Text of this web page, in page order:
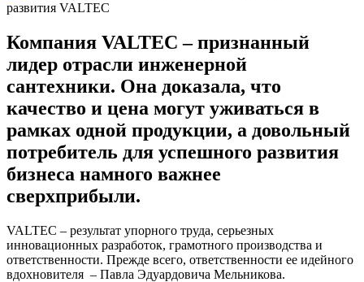
Компания VALTEC – признанный
лидер отрасли инженерной
сантехники. Она доказала, что
качество и цена могут уживаться в
рамках одной продукции, а довольный
потребитель для успешного развития
бизнеса намного важнее
сверхприбыли.
VALTEC – результат упорного труда, серьезных
инновационных разработок, грамотного производства и
ответственности. Прежде всего, ответственности ее идейного
вдохновителя – Павла Эдуардовича Мельникова.